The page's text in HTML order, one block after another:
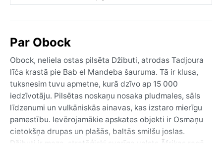
Par Obock
Obock, neliela ostas pilsēta Džibuti, atrodas Tadjoura
līča krastā pie Bab el Mandeba šauruma. Tā ir klusa,
tuksnesim tuvu apmetne, kurā dzīvo ap 15 000
iedzīvotāju. Pilsētas noskaņu nosaka pludmales, sāls
līdzenumi un vulkāniskās ainavas, kas izstaro mierīgu
pamestību. Ievērojamākie apskates objekti ir Osmaņu
cietokšņa drupas un plašās, baltās smilšu joslas.
Džibuti ir maza, stratēģiski svarīga valsts Āfrikas ragā,